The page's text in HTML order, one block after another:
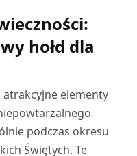
hołd dla
atrakcyjne elementy
podczas okresu
Świętych. Te